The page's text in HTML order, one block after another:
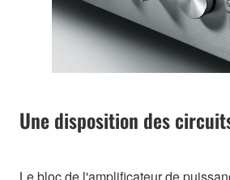
Une disposition des
Le bloc de l'amplificateur de